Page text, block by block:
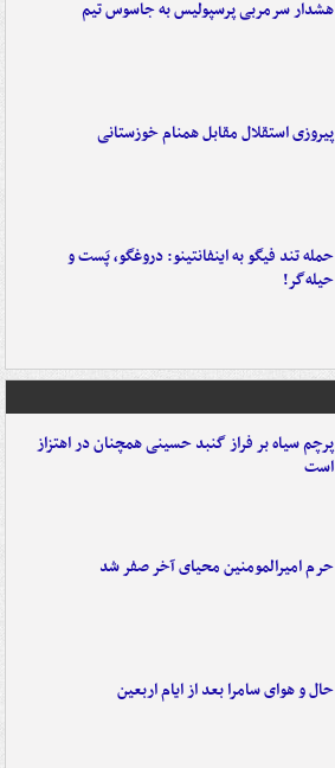
هشدار سرمربی پرسپولیس به جاسوس تیم
پیروزی استقلال مقابل همنام خوزستانی
حمله تند فیگو به اینفانتینو: دروغگو، پَست‌ و
حیله‌گر!
پرچم سیاه بر فراز گنبد حسینی همچنان در اهتزاز
است
حرم امیرالمومنین محیای آخر صفر شد
حال و هوای سامرا بعد از ایام اربعین